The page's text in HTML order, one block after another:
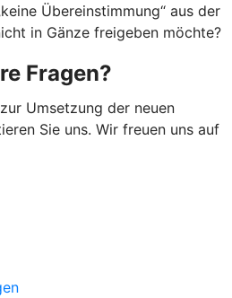
Übereinstimmung“ aus der
in Gänze freigeben möchte?
Fragen?
Umsetzung der neuen
Sie uns. Wir freuen uns auf